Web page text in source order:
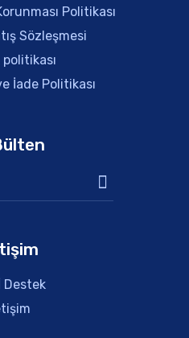
Politikası
Sözleşmesi
İade Politikası
Destek